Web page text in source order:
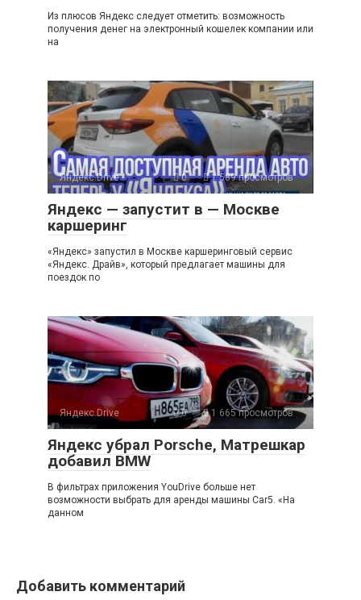
Из плюсов Яндекс следует отметить: возможность
получения денег на электронный кошелек компании или
на
Яндекс.Drive 0 1 589 просмотров
Яндекс — запустит в — Москве
каршеринг
«Яндекс» запустил в Москве каршеринговый сервис
«Яндекс. Драйв», который предлагает машины для
поездок по
Яндекс.Drive 0 1 665 просмотров
Яндекс убрал Porsche, Матрешкар
добавил BMW
В фильтрах приложения YouDrive больше нет
возможности выбрать для аренды машины Car5. «На
данном
Добавить комментарий